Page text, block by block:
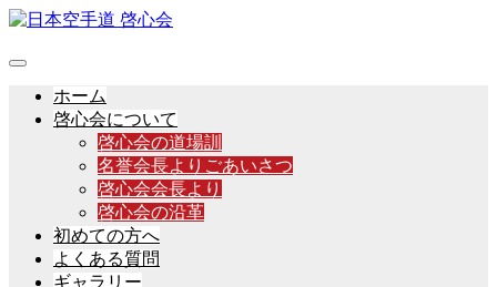
ホーム
啓心会について
啓心会の道場訓
名誉会長よりごあいさつ
啓心会会長より
啓心会の沿革
初めての方へ
よくある質問
ギャラリー